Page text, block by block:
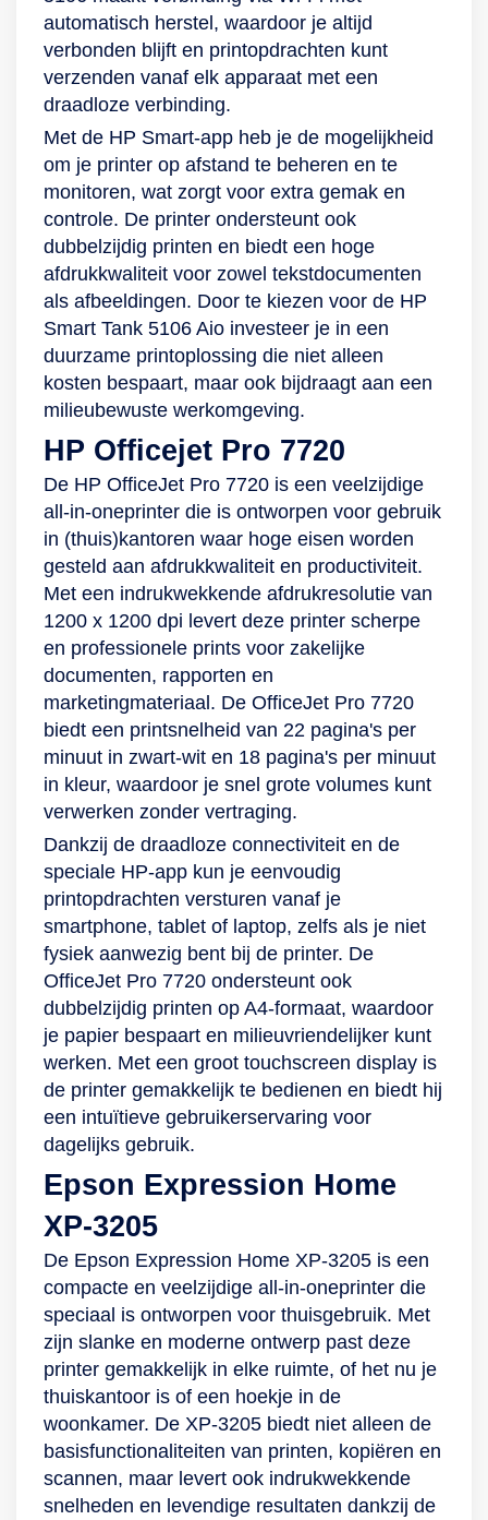
automatisch herstel, waardoor je altijd
verbonden blijft en printopdrachten kunt
verzenden vanaf elk apparaat met een
draadloze verbinding.
Met de HP Smart-app heb je de mogelijkheid
om je printer op afstand te beheren en te
monitoren, wat zorgt voor extra gemak en
controle. De printer ondersteunt ook
dubbelzijdig printen en biedt een hoge
afdrukkwaliteit voor zowel tekstdocumenten
als afbeeldingen. Door te kiezen voor de HP
Smart Tank 5106 Aio investeer je in een
duurzame printoplossing die niet alleen
kosten bespaart, maar ook bijdraagt aan een
milieubewuste werkomgeving.
HP Officejet Pro 7720
De HP OfficeJet Pro 7720 is een veelzijdige
all-in-oneprinter die is ontworpen voor gebruik
in (thuis)kantoren waar hoge eisen worden
gesteld aan afdrukkwaliteit en productiviteit.
Met een indrukwekkende afdrukresolutie van
1200 x 1200 dpi levert deze printer scherpe
en professionele prints voor zakelijke
documenten, rapporten en
marketingmateriaal. De OfficeJet Pro 7720
biedt een printsnelheid van 22 pagina's per
minuut in zwart-wit en 18 pagina's per minuut
in kleur, waardoor je snel grote volumes kunt
verwerken zonder vertraging.
Dankzij de draadloze connectiviteit en de
speciale HP-app kun je eenvoudig
printopdrachten versturen vanaf je
smartphone, tablet of laptop, zelfs als je niet
fysiek aanwezig bent bij de printer. De
OfficeJet Pro 7720 ondersteunt ook
dubbelzijdig printen op A4-formaat, waardoor
je papier bespaart en milieuvriendelijker kunt
werken. Met een groot touchscreen display is
de printer gemakkelijk te bedienen en biedt hij
een intuïtieve gebruikerservaring voor
dagelijks gebruik.
Epson Expression Home
XP-3205
De Epson Expression Home XP-3205 is een
compacte en veelzijdige all-in-oneprinter die
speciaal is ontworpen voor thuisgebruik. Met
zijn slanke en moderne ontwerp past deze
printer gemakkelijk in elke ruimte, of het nu je
thuiskantoor is of een hoekje in de
woonkamer. De XP-3205 biedt niet alleen de
basisfunctionaliteiten van printen, kopiëren en
scannen, maar levert ook indrukwekkende
snelheden en levendige resultaten dankzij de